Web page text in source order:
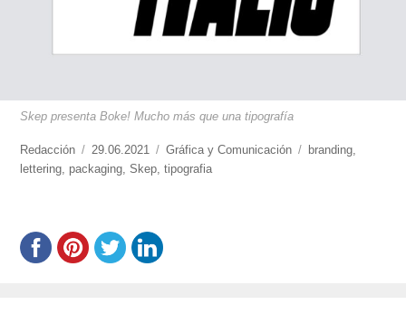
Skep presenta Boke! Mucho más que una tipografía
https://www.experimenta.es/author/redaccion/
Redacción
Publicado
el
29.06.2021 Categorías
Gráfica y Comunicación Etiquetas
branding,
lettering, packaging,Skep,tipografia